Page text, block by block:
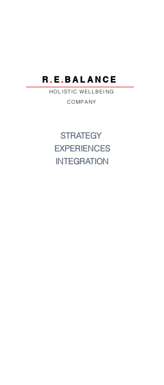
R . E . BALANCE
HOLISTIC WELLBEING
COMPANY
STRATEGY
EXPERIENCES
INTEGRATION